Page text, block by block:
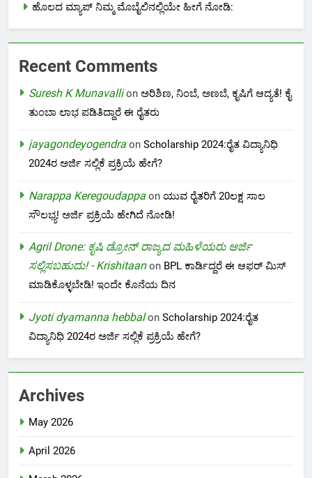
ಹೊಲದ ಮ್ಯಾಪ್ ನಿಮ್ಮ ಮೊಬೈಲಿನಲ್ಲಿಯೇ ಹೀಗೆ ನೋಡಿ:
Recent Comments
Suresh K Munavallion ಅರಿಶಿಣ, ನಿಂಬೆ, ಅಣಬೆ, ಕೃಷಿಗೆ ಆದ್ಯತೆ! ಕೈ
ತುಂಬಾ ಲಾಭ ಪಡಿತಿದ್ದಾರೆ ಈ ರೈತರು
jayagondeyogendra on Scholarship 2024:ರೈತ ವಿದ್ಯಾನಿಧಿ
2024ರ ಅರ್ಜಿ ಸಲ್ಲಿಕೆ ಪ್ರಕ್ರಿಯೆ ಹೇಗೆ?
Narappa Keregoudappa on ಯುವ ರೈತರಿಗೆ 20ಲಕ್ಷ ಸಾಲ
ಸೌಲಭ್ಯ! ಅರ್ಜಿ ಪ್ರಕ್ರಿಯೆ ಹೇಗಿದೆ ನೋಡಿ!
Agril Drone: ಕೃಷಿ ಡ್ರೋನ್ ರಾಜ್ಯದ ಮಹಿಳೆಯರು ಅರ್ಜಿ
ಸಲ್ಲಿಸಬಹುದು! - Krishitaanon BPL ಕಾರ್ಡಿದ್ದರೆ ಈ ಆಫರ್ ಮಿಸ್
ಮಾಡಿಕೊಳ್ಳಬೇಡಿ! ಇಂದೇ ಕೊನೆಯ ದಿನ
Jyoti dyamanna hebbalon Scholarship 2024:ರೈತ
ವಿದ್ಯಾನಿಧಿ 2024ರ ಅರ್ಜಿ ಸಲ್ಲಿಕೆ ಪ್ರಕ್ರಿಯೆ ಹೇಗೆ?
Archives
May 2026
April 2026